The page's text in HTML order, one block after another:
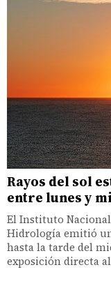
Rayos del sol
entre lunes y
El Instituto
Hidrología emitió
hasta la tarde del
exposición directa